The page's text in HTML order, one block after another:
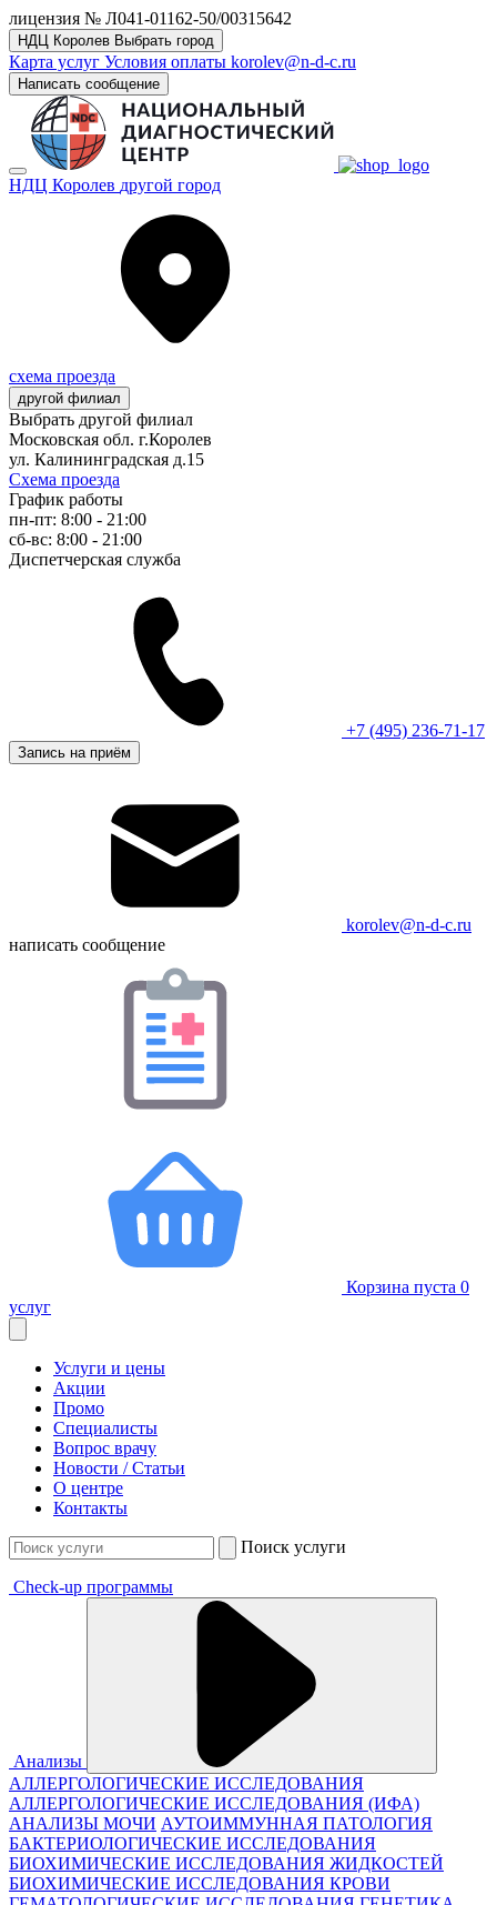
лицензия № Л041-01162-50/00315642
НДЦ Королев Выбрать город
Карта услуг Условия оплаты korolev@n-d-c.ru
Написать сообщение
НДЦ Королев другой город
схема проезда
другой филиал
Выбрать другой филиал
Московская обл. г.Королев
ул. Калининградская д.15
Схема проезда
График работы
пн-пт: 8:00 - 21:00
сб-вс: 8:00 - 21:00
Диспетчерская служба
+7 (495) 236-71-17
Запись на приём
korolev@n-d-c.ru
написать сообщение
Корзина пуста 0
услуг
Услуги и цены
Акции
Промо
Специалисты
Вопрос врачу
Новости / Статьи
О центре
Контакты
Поиск услуги
Check-up программы
Анализы
АЛЛЕРГОЛОГИЧЕСКИЕ ИССЛЕДОВАНИЯ
АЛЛЕРГОЛОГИЧЕСКИЕ ИССЛЕДОВАНИЯ (ИФА)
АНАЛИЗЫ МОЧИ АУТОИММУННАЯ ПАТОЛОГИЯ
БАКТЕРИОЛОГИЧЕСКИЕ ИССЛЕДОВАНИЯ
БИОХИМИЧЕСКИЕ ИССЛЕДОВАНИЯ ЖИДКОСТЕЙ
БИОХИМИЧЕСКИЕ ИССЛЕДОВАНИЯ КРОВИ